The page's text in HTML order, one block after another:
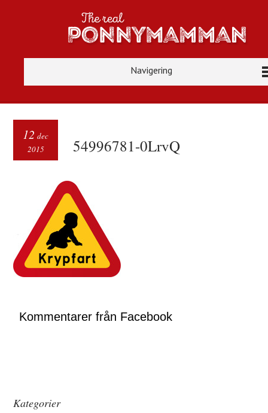
Navigering
54996781-0LrvQ
12 dec
2015
Kommentarer från Facebook
Kategorier